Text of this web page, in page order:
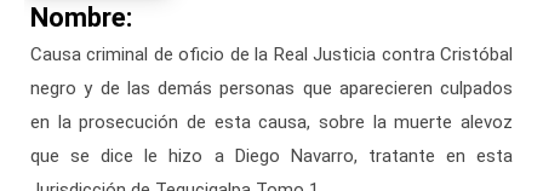
Nombre:
Causa criminal de oficio de la Real Justicia contra Cristóbal
negro y de las demás personas que aparecieren culpados
en la prosecución de esta causa, sobre la muerte alevoz
que se dice le hizo a Diego Navarro, tratante en esta